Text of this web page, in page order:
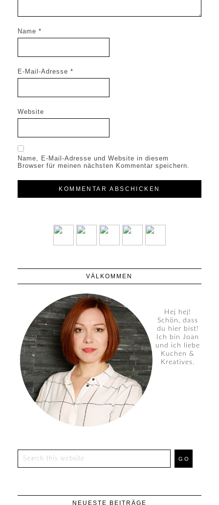
Name *
E-Mail-Adresse *
Website
Name, E-Mail-Adresse und Website in diesem
Browser für meinen nächsten Kommentar speichern.
VÄLKOMMEN
Hej hej!
Schön, dass
du hier bist!
Ich bin Joan
und ich liebe
Kuchen &
Kreatives.
NEUESTE BEITRÄGE